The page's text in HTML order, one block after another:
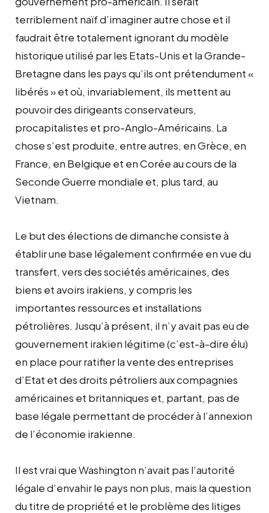
terriblement naïf d’imaginer autre chose et il
faudrait être totalement ignorant du modèle
historique utilisé par les Etats-Unis et la Grande-
Bretagne dans les pays qu’ils ont prétendument «
libérés » et où, invariablement, ils mettent au
pouvoir des dirigeants conservateurs,
procapitalistes et pro-Anglo-Américains. La
chose s’est produite, entre autres, en Grèce, en
France, en Belgique et en Corée au cours de la
Seconde Guerre mondiale et, plus tard, au
Vietnam.
Le but des élections de dimanche consiste à
établir une base légalement confirmée en vue du
transfert, vers des sociétés américaines, des
biens et avoirs irakiens, y compris les
importantes ressources et installations
pétrolières. Jusqu’à présent, il n’y avait pas eu de
gouvernement irakien légitime (c’est-à-dire élu)
en place pour ratifier la vente des entreprises
d’Etat et des droits pétroliers aux compagnies
américaines et britanniques et, partant, pas de
base légale permettant de procéder à l’annexion
de l’économie irakienne.
Il est vrai que Washington n’avait pas l’autorité
légale d’envahir le pays non plus, mais la question
du titre de propriété et le problème des litiges